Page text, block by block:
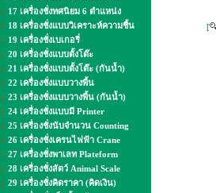
17 เครื่องชั่งทศนิยม 6 ตำแหน่ง
18 เครื่องชั่งแบบวิเคราะห์ความชื้น
19 เครื่องชั่งเบเกอรี่
20 เครื่องชั่งแบบตั้งโต๊ะ
21 เครื่องชั่งแบบตั้งโต๊ะ (กันน้ำ)
22 เครื่องชั่งแบบวางพื้น
23 เครื่องชั่งแบบวางพื้น (กันน้ำ)
24 เครื่องชั่งแบบมี Printer
25 เครื่องชั่งนับจำนวน Counting
26 เครื่องชั่งเครนไฟฟ้า Crane
27 เครื่องชั่งพาเลท Plateform
28 เครื่องชั่งสัตว์ Animal Scale
29 เครื่องชั่งคิดราคา (คิดเงิน)
[